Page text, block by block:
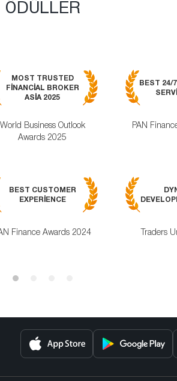
ÖDÜLLER
MOST TRUSTED
FINANCIAL BROKER
ASIA 2025
World Business Outlook
Awards 2025
BEST 24/
PAN
BEST CUSTOMER
EXPERIENCE
Finance Awards 2024 Traders